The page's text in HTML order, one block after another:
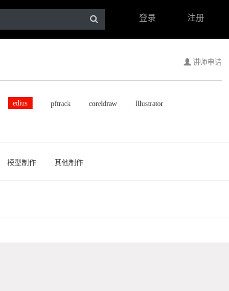
登录 注册
讲师申请
edius pftrack coreldraw Illustrator
模型制作 其他制作